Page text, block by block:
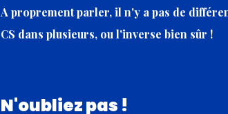
A proprement parler, il n'y a pas de
CS dans plusieurs, ou l'inverse bien sûr !
N'oubliez pas !